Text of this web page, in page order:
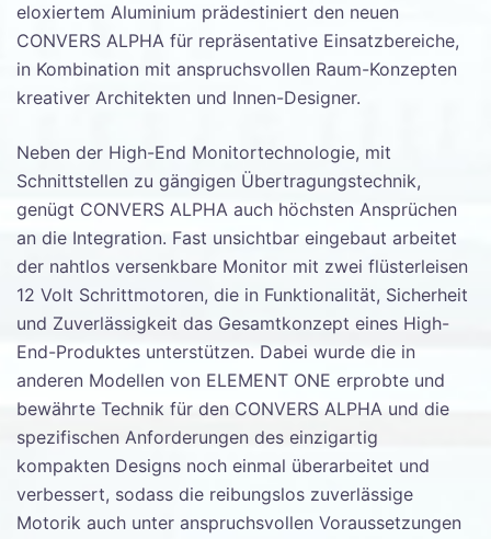
eloxiertem Aluminium prädestiniert den neuen
CONVERS ALPHA für repräsentative Einsatzbereiche,
in Kombination mit anspruchsvollen Raum-Konzepten
kreativer Architekten und Innen-Designer.
Neben der High-End Monitortechnologie, mit
Schnittstellen zu gängigen Übertragungstechnik,
genügt CONVERS ALPHA auch höchsten Ansprüchen
an die Integration. Fast unsichtbar eingebaut arbeitet
der nahtlos versenkbare Monitor mit zwei flüsterleisen
12 Volt Schrittmotoren, die in Funktionalität, Sicherheit
und Zuverlässigkeit das Gesamtkonzept eines High-
End-Produktes unterstützen. Dabei wurde die in
anderen Modellen von ELEMENT ONE erprobte und
bewährte Technik für den CONVERS ALPHA und die
spezifischen Anforderungen des einzigartig
kompakten Designs noch einmal überarbeitet und
verbessert, sodass die reibungslos zuverlässige
Motorik auch unter anspruchsvollen Voraussetzungen